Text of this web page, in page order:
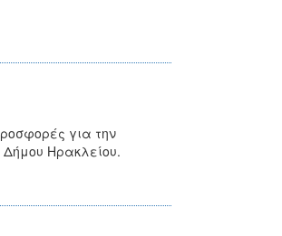
για την
Ηρακλείου.